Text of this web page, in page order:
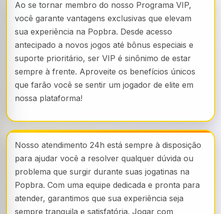
Ao se tornar membro do nosso Programa VIP,
você garante vantagens exclusivas que elevam
sua experiência na Popbra. Desde acesso
antecipado a novos jogos até bônus especiais e
suporte prioritário, ser VIP é sinônimo de estar
sempre à frente. Aproveite os benefícios únicos
que farão você se sentir um jogador de elite em
nossa plataforma!
Nosso atendimento 24h está sempre à disposição
para ajudar você a resolver qualquer dúvida ou
problema que surgir durante suas jogatinas na
Popbra. Com uma equipe dedicada e pronta para
atender, garantimos que sua experiência seja
sempre tranquila e satisfatória. Jogar com